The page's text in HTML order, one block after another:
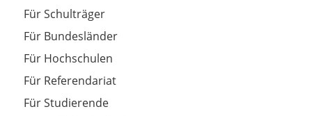
Für Schulträger
Für Bundesländer
Für Hochschulen
Für Referendariat
Für Studierende